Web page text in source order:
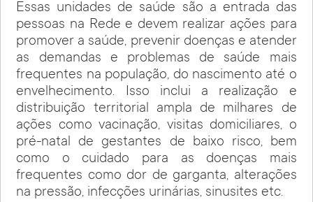
Essas unidades de saúde são a entrada das
pessoas na Rede e devem realizar ações para
promover a saúde, prevenir doenças e atender
as demandas e problemas de saúde mais
frequentes na população, do nascimento até o
envelhecimento. Isso inclui a realização e
distribuição territorial ampla de milhares de
ações como vacinação, visitas domiciliares, o
pré-natal de gestantes de baixo risco, bem
como o cuidado para as doenças mais
frequentes como dor de garganta, alterações
na pressão, infecções urinárias, sinusites etc.